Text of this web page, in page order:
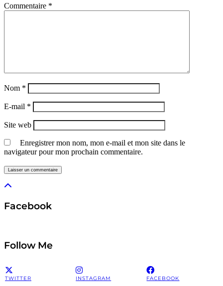
Commentaire *
Nom *
E-mail *
Site web
Enregistrer mon nom, mon e-mail et mon site dans le
navigateur pour mon prochain commentaire.
Facebook
Follow Me
TWITTER INSTAGRAM FACEBOOK